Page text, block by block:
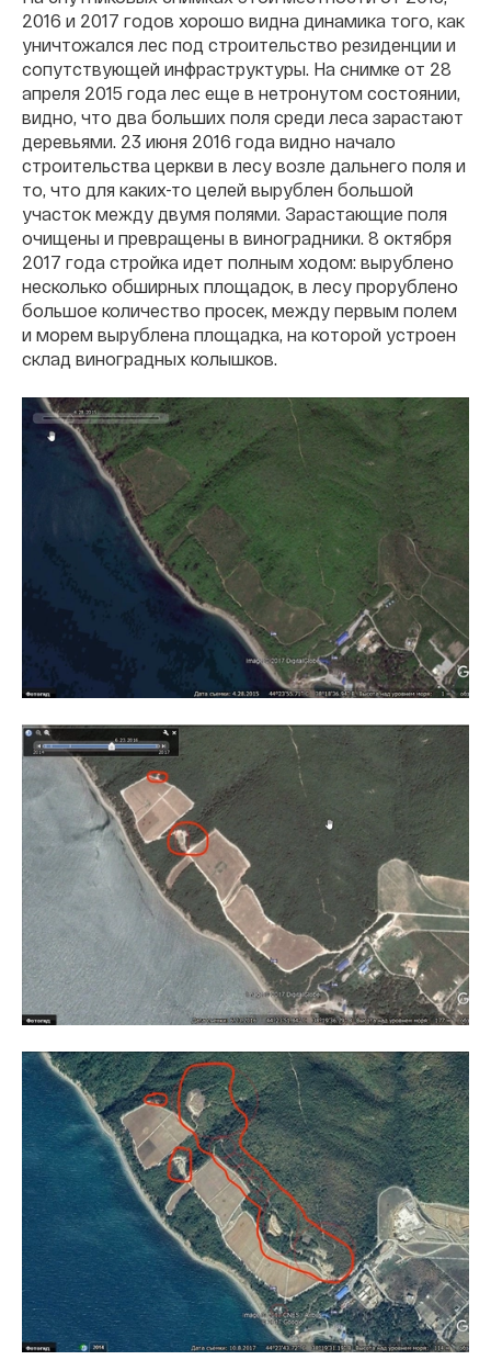
2016 и 2017 годов хорошо видна динамика того, как
уничтожался лес под строительство резиденции и
сопутствующей инфраструктуры. На снимке от 28
апреля 2015 года лес еще в нетронутом состоянии,
видно, что два больших поля среди леса зарастают
деревьями. 23 июня 2016 года видно начало
строительства церкви в лесу возле дальнего поля и
то, что для каких-то целей вырублен большой
участок между двумя полями. Зарастающие поля
очищены и превращены в виноградники. 8 октября
2017 года стройка идет полным ходом: вырублено
несколько обширных площадок, в лесу прорублено
большое количество просек, между первым полем
и морем вырублена площадка, на которой устроен
склад виноградных колышков.